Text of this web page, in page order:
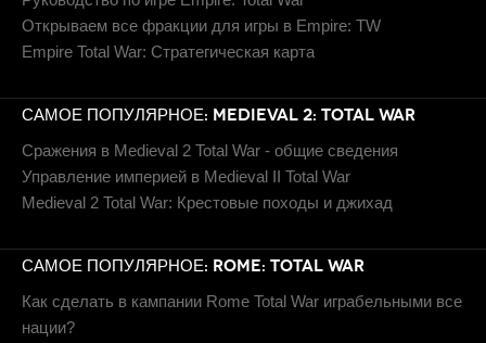
Открываем все фракции для игры в Empire: TW
Empire Total War: Стратегическая карта
САМОЕ ПОПУЛЯРНОЕ: MEDIEVAL 2: TOTAL WAR
Сражения в Medieval 2 Total War - общие сведения
Управление империей в Medieval II Total War
Medieval 2 Total War: Крестовые походы и джихад
САМОЕ ПОПУЛЯРНОЕ: ROME: TOTAL WAR
Как сделать в кампании Rome Total War играбельными все
нации?